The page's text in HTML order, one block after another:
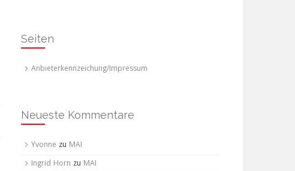
Seiten
Anbieterkennzeichung/Impressum
Neueste Kommentare
Yvonne zu MAI
Ingrid Horn zu MAI